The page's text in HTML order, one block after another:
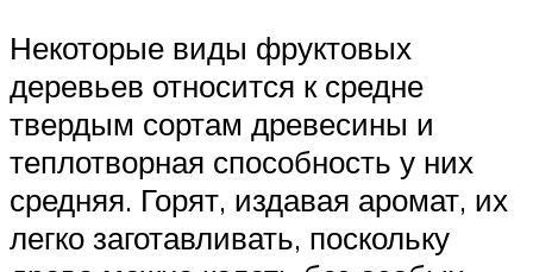
Некоторые виды фруктовых
деревьев относится к средне
твердым сортам древесины и
теплотворная способность у них
средняя. Горят, издавая аромат, их
легко заготавливать, поскольку